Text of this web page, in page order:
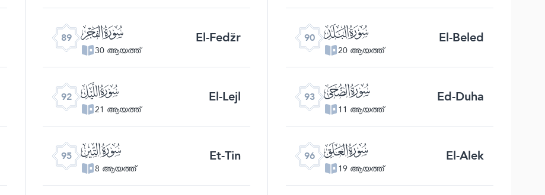
89 ﰆ
30 ആയത്ത്
El-Fedžr 90 ﰇ
20 ആയത്ത്
El-Beled
92 ﰉ
21 ആയത്ത്
El-Lejl 93 ﰊ
11 ആയത്ത്
Ed-Duha
95 ﰌ
8 ആയത്ത്
Et-Tin 96 ﰍ
19 ആയത്ത്
El-Alek